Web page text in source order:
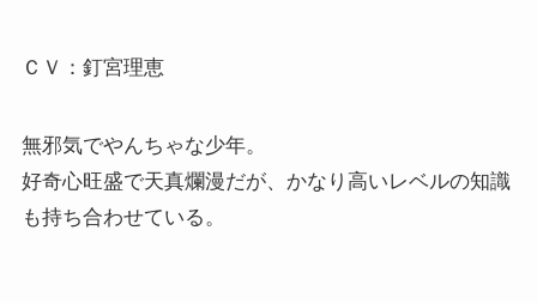
ＣＶ：釘宮理恵
無邪気でやんちゃな少年。
好奇心旺盛で天真爛漫だが、かなり高いレベルの知識
も持ち合わせている。